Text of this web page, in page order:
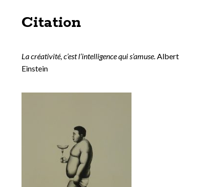
Citation
La créativité, c’est l’intelligence qui s’amuse.Albert
Einstein